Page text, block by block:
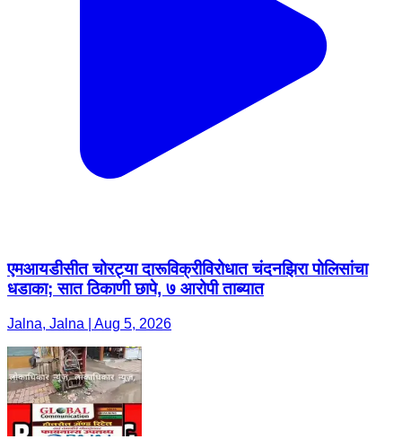
एमआयडीसीत चोरट्या दारूविक्रीविरोधात चंदनझिरा पोलिसांचा
धडाका; सात ठिकाणी छापे, ७ आरोपी ताब्यात
Jalna, Jalna | Aug 5, 2026